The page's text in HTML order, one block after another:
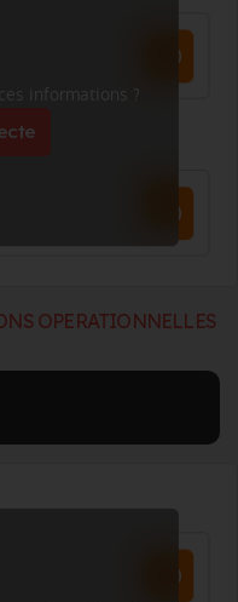
informations ?
OPERATIONNELLES